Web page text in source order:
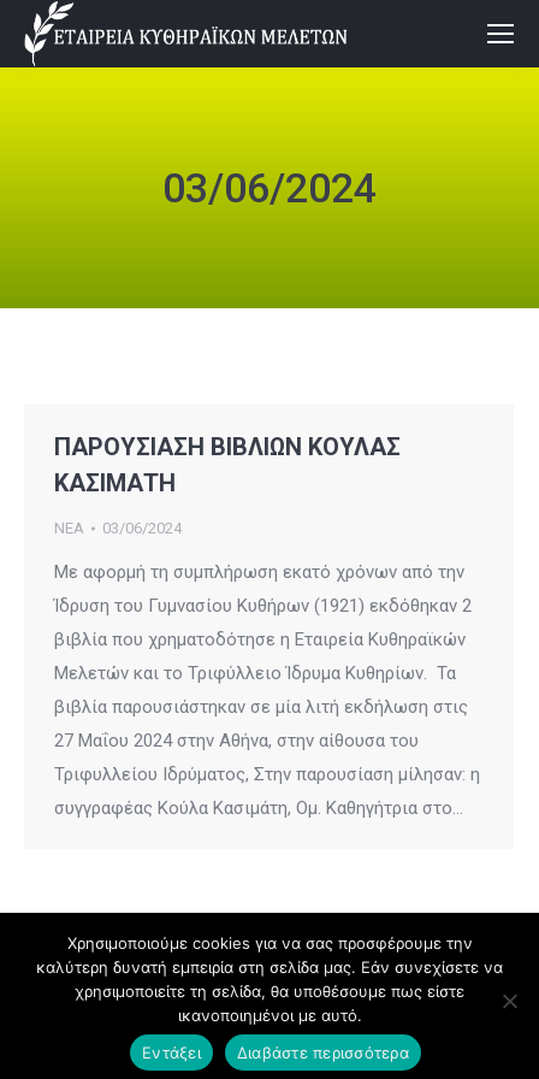
03/06/2024
ΠΑΡΟΥΣΙΑΣΗ ΒΙΒΛΙΩΝ ΚΟΥΛΑΣ
ΚΑΣΙΜΑΤΗ
ΝΕΑ 03/06/2024
Με αφορμή τη συμπλήρωση εκατό χρόνων από την
Ίδρυση του Γυμνασίου Κυθήρων (1921) εκδόθηκαν 2
βιβλία που χρηματοδότησε η Εταιρεία Κυθηραϊκών
Μελετών και το Τριφύλλειο Ίδρυμα Κυθηρίων. Τα
βιβλία παρουσιάστηκαν σε μία λιτή εκδήλωση στις
27 Μαΐου 2024 στην Αθήνα, στην αίθουσα του
Τριφυλλείου Ιδρύματος, Στην παρουσίαση μίλησαν: η
συγγραφέας Κούλα Κασιμάτη, Ομ. Καθηγήτρια στο…
© 2026 eteriakythiraikonmeleton.gr | Powered byw3specialists.com
Χρησιμοποιούμε cookies για να σας προσφέρουμε την
καλύτερη δυνατή εμπειρία στη σελίδα μας. Εάν συνεχίσετε να
χρησιμοποιείτε τη σελίδα, θα υποθέσουμε πως είστε
ικανοποιημένοι με αυτό.
Εντάξει
Διαβάστε περισσότερα